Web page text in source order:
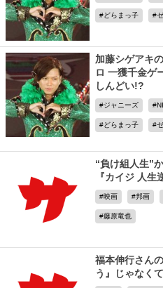
どらまっ子
加藤シゲアキ
ロ 一獲千金ゲ
しんどい!?
ジャニーズ
どらまっ子
“負け組人生”
『カイジ 人生
映画 邦画
藤原竜也
福本伸行さん
う』じゃなく